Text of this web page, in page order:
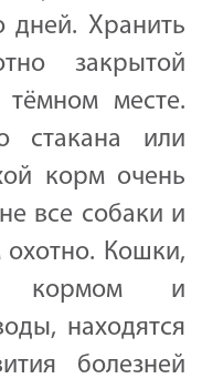
дней. Хранить
закрытой
тёмном месте.
стакана или
корм очень
все собаки и
Кошки,
кормом и
находятся
болезней